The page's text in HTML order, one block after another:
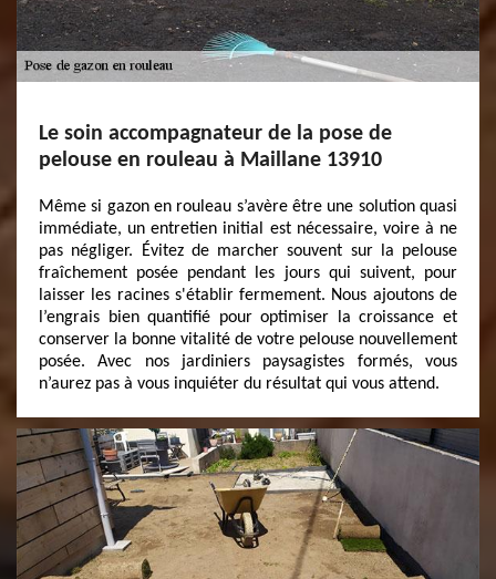
Le soin accompagnateur de la pose de
pelouse en rouleau à Maillane 13910
Même si gazon en rouleau s’avère être une solution quasi
immédiate, un entretien initial est nécessaire, voire à ne
pas négliger. Évitez de marcher souvent sur la pelouse
fraîchement posée pendant les jours qui suivent, pour
laisser les racines s'établir fermement. Nous ajoutons de
l’engrais bien quantifié pour optimiser la croissance et
conserver la bonne vitalité de votre pelouse nouvellement
posée. Avec nos jardiniers paysagistes formés, vous
n’aurez pas à vous inquiéter du résultat qui vous attend.